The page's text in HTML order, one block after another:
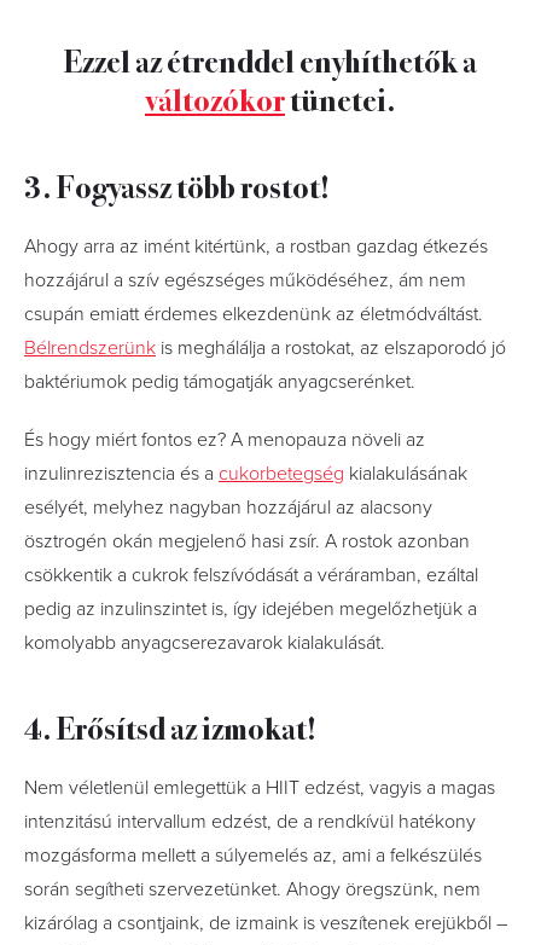
Ezzel az étrenddel enyhíthetők a
változókortünetei.
3. Fogyassz több rostot!
Ahogy arra az imént kitértünk, a rostban gazdag étkezés
hozzájárul a szív egészséges működéséhez, ám nem
csupán emiatt érdemes elkezdenünk az életmódváltást.
Bélrendszerünk is meghálálja a rostokat, az elszaporodó jó
baktériumok pedig támogatják anyagcserénket.
És hogy miért fontos ez? A menopauza növeli az
inzulinrezisztencia és a cukorbetegség kialakulásának
esélyét, melyhez nagyban hozzájárul az alacsony
ösztrogén okán megjelenő hasi zsír. A rostok azonban
csökkentik a cukrok felszívódását a véráramban, ezáltal
pedig az inzulinszintet is, így idejében megelőzhetjük a
komolyabb anyagcserezavarok kialakulását.
4. Erősítsd az izmokat!
Nem véletlenül emlegettük a HIIT edzést, vagyis a magas
intenzitású intervallum edzést, de a rendkívül hatékony
mozgásforma mellett a súlyemelés az, ami a felkészülés
során segítheti szervezetünket. Ahogy öregszünk, nem
kizárólag a csontjaink, de izmaink is veszítenek erejükből –